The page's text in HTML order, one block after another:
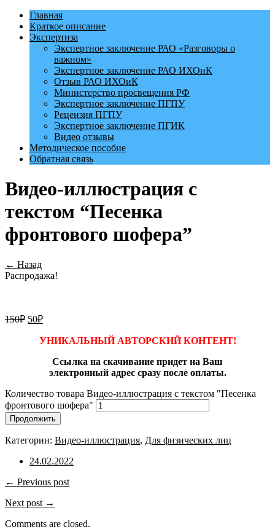
Главная
Краткое описание
Экспертиза
Экспертное заключение РАО «Разговоры о
важном»
Экспертное заключение РАО ИХОиК
Отзыв РАО ИХОиК
Министерство просвещения РФ
Экспертное заключение ПГПУ
Рецензия ПГПУ
Экспертное заключение ПГИК
Видео отзывы
Методическое пособие
Обратная связь
Видео-иллюстрация с
текстом “Песенка
фронтового шофера”
← Назад
Распродажа!
150₽ 50₽
УНИКАЛЬНЫЙ АВТОРСКИЙ КОНТЕНТ!
Ссылка на скачивание придет на Ваш
электронный адрес сразу после оплаты.
Количество товара Видео-иллюстрация с текстом "Песенка
фронтового шофера"
Продолжить
Категории: Видео-иллюстрация, Для физических лиц
24.02.2022
← Previous post
Next post →
Comments are closed.